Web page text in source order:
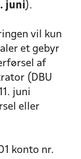
juni).
vil kun
et gebyr
af
(DBU
juni
eller
konto nr.